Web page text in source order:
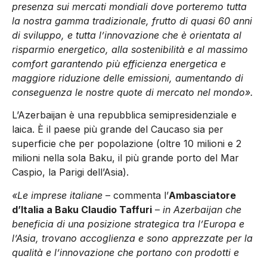
presenza sui mercati mondiali dove porteremo tutta
la nostra gamma tradizionale, frutto di quasi 60 anni
di sviluppo, e tutta l’innovazione che è orientata al
risparmio energetico, alla sostenibilità e al massimo
comfort garantendo più efficienza energetica e
maggiore riduzione delle emissioni, aumentando di
conseguenza le nostre quote di mercato nel mondo».
L’Azerbaijan è una repubblica semipresidenziale e
laica. È il paese più grande del Caucaso sia per
superficie che per popolazione (oltre 10 milioni e 2
milioni nella sola Baku, il più grande porto del Mar
Caspio, la Parigi dell’Asia).
«Le imprese italiane – commenta l’Ambasciatore
d’Italia a Baku Claudio Taffuri – in Azerbaijan che
beneficia di una posizione strategica tra l’Europa e
l’Asia, trovano accoglienza e sono apprezzate per la
qualità e l’innovazione che portano con prodotti e